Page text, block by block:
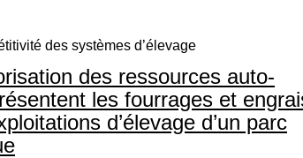
des systèmes d’élevage
des ressources auto-
les fourrages et
d’élevage d’un parc